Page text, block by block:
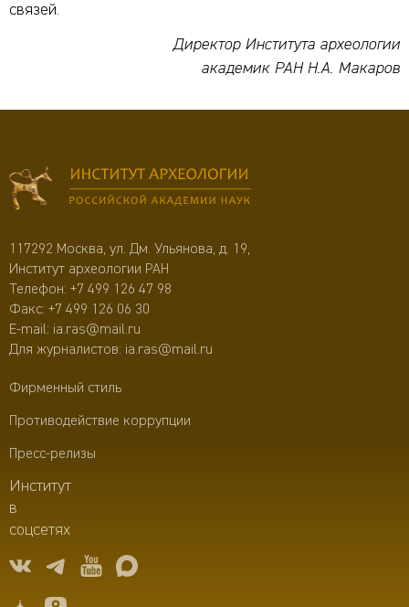
связей.
Директор Института археологии
академик РАН Н.А. Макаров
117292 Москва, ул. Дм. Ульянова, д. 19,
Институт археологии РАН
Телефон: +7 499 126 47 98
Факс: +7 499 126 06 30
E-mail: ia.ras@mail.ru
Для журналистов: ia.ras@mail.ru
Фирменный стиль
Противодействие коррупции
Пресс-релизы
Институт
в
соцсетях